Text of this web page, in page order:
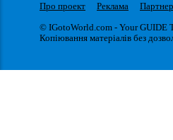
Про проект Реклама
© IGotoWorld.com - Your GUIDE
Копіювання матеріалів без